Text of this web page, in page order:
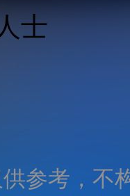
士
参考，不